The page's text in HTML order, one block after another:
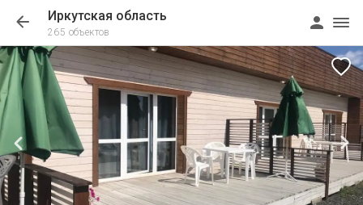
Иркутская область
265 объектов